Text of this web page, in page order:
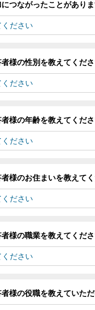
につながったことがありま
様の性別を教えてくださ
様の年齢を教えてくださ
様のお住まいを教えてく
様の職業を教えてくださ
様の役職を教えていただ